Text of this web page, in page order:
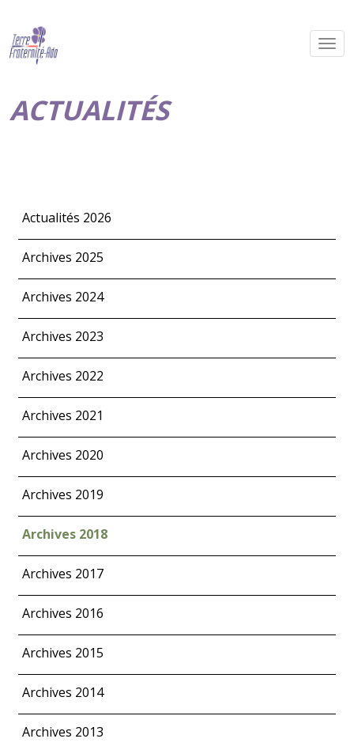
ACTUALITÉS
Actualités 2026
Archives 2025
Archives 2024
Archives 2023
Archives 2022
Archives 2021
Archives 2020
Archives 2019
Archives 2018
Archives 2017
Archives 2016
Archives 2015
Archives 2014
Archives 2013